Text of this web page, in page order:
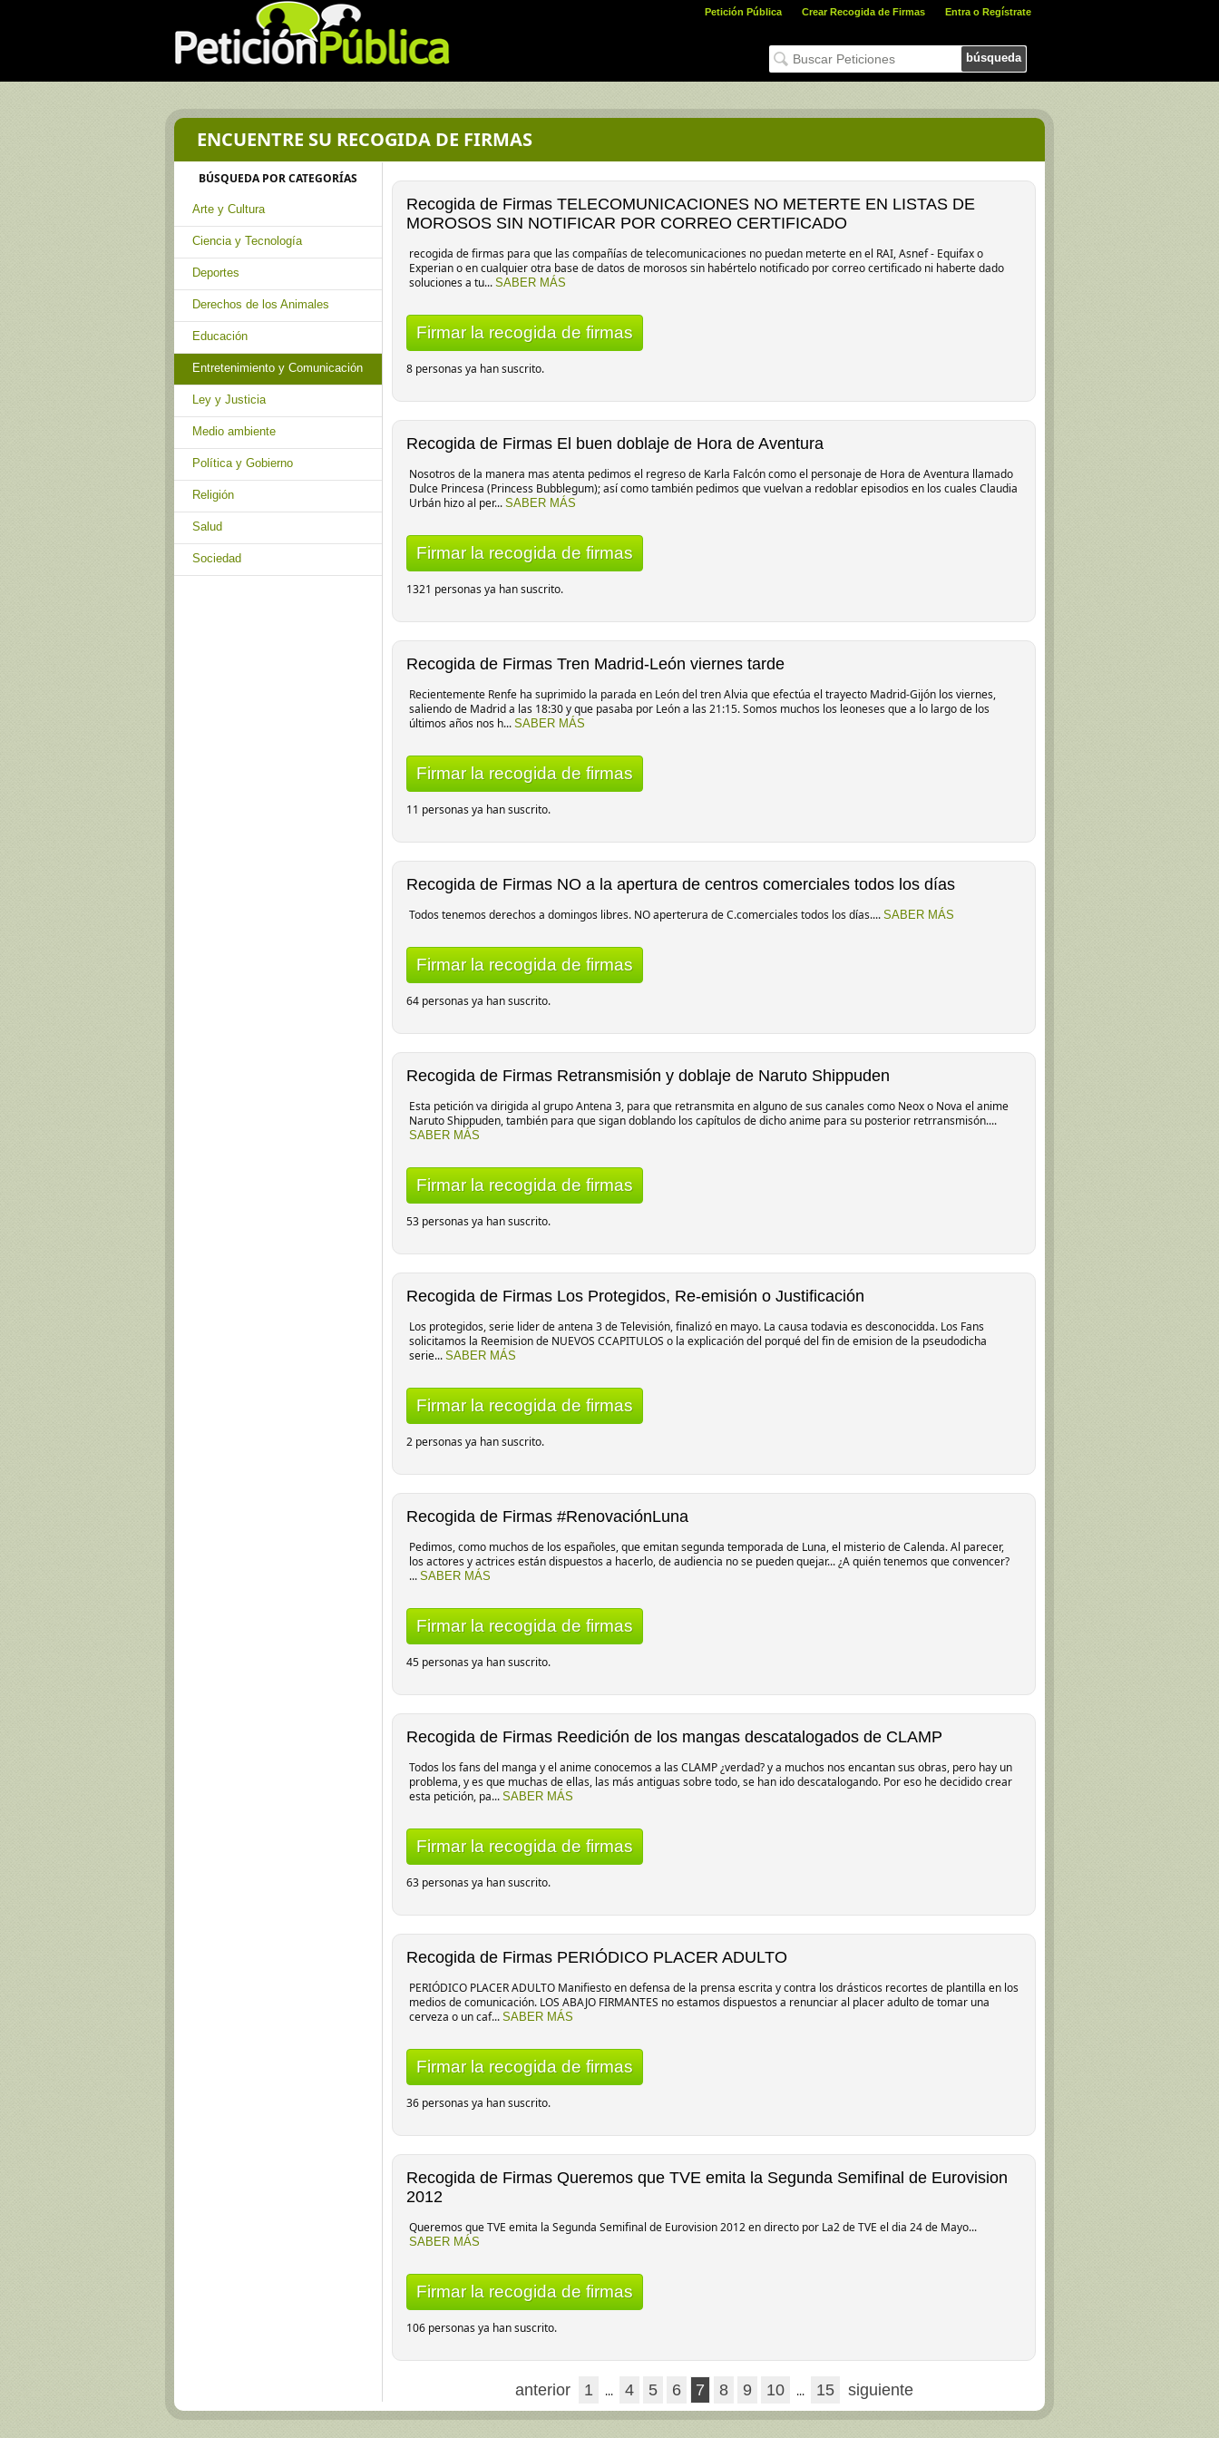
Petición Pública Crear Recogida de Firmas Entra o Regístrate
búsqueda
ENCUENTRE SU RECOGIDA DE FIRMAS
BÚSQUEDA POR CATEGORÍAS
Arte y Cultura
Ciencia y Tecnología
Deportes
Derechos de los Animales
Educación
Entretenimiento y Comunicación
Ley y Justicia
Medio ambiente
Política y Gobierno
Religión
Salud
Sociedad
Recogida de Firmas TELECOMUNICACIONES NO METERTE EN LISTAS DE
MOROSOS SIN NOTIFICAR POR CORREO CERTIFICADO
recogida de firmas para que las compañías de telecomunicaciones no puedan meterte en el RAI, Asnef - Equifax o
Experian o en cualquier otra base de datos de morosos sin habértelo notificado por correo certificado ni haberte dado
soluciones a tu... SABER MÁS
Firmar la recogida de firmas
8 personas ya han suscrito.
Recogida de Firmas El buen doblaje de Hora de Aventura
Nosotros de la manera mas atenta pedimos el regreso de Karla Falcón como el personaje de Hora de Aventura llamado
Dulce Princesa (Princess Bubblegum); así como también pedimos que vuelvan a redoblar episodios en los cuales Claudia
Urbán hizo al per... SABER MÁS
Firmar la recogida de firmas
1321 personas ya han suscrito.
Recogida de Firmas Tren Madrid-León viernes tarde
Recientemente Renfe ha suprimido la parada en León del tren Alvia que efectúa el trayecto Madrid-Gijón los viernes,
saliendo de Madrid a las 18:30 y que pasaba por León a las 21:15. Somos muchos los leoneses que a lo largo de los
últimos años nos h... SABER MÁS
Firmar la recogida de firmas
11 personas ya han suscrito.
Recogida de Firmas NO a la apertura de centros comerciales todos los días
Todos tenemos derechos a domingos libres. NO aperterura de C.comerciales todos los días.... SABER MÁS
Firmar la recogida de firmas
64 personas ya han suscrito.
Recogida de Firmas Retransmisión y doblaje de Naruto Shippuden
Esta petición va dirigida al grupo Antena 3, para que retransmita en alguno de sus canales como Neox o Nova el anime
Naruto Shippuden, también para que sigan doblando los capítulos de dicho anime para su posterior retrransmisón....
SABER MÁS
Firmar la recogida de firmas
53 personas ya han suscrito.
Recogida de Firmas Los Protegidos, Re-emisión o Justificación
Los protegidos, serie lider de antena 3 de Televisión, finalizó en mayo. La causa todavia es desconocidda. Los Fans
solicitamos la Reemision de NUEVOS CCAPITULOS o la explicación del porqué del fin de emision de la pseudodicha
serie... SABER MÁS
Firmar la recogida de firmas
2 personas ya han suscrito.
Recogida de Firmas #RenovaciónLuna
Pedimos, como muchos de los españoles, que emitan segunda temporada de Luna, el misterio de Calenda. Al parecer,
los actores y actrices están dispuestos a hacerlo, de audiencia no se pueden quejar... ¿A quién tenemos que convencer?
... SABER MÁS
Firmar la recogida de firmas
45 personas ya han suscrito.
Recogida de Firmas Reedición de los mangas descatalogados de CLAMP
Todos los fans del manga y el anime conocemos a las CLAMP ¿verdad? y a muchos nos encantan sus obras, pero hay un
problema, y es que muchas de ellas, las más antiguas sobre todo, se han ido descatalogando. Por eso he decidido crear
esta petición, pa... SABER MÁS
Firmar la recogida de firmas
63 personas ya han suscrito.
Recogida de Firmas PERIÓDICO PLACER ADULTO
PERIÓDICO PLACER ADULTO Manifiesto en defensa de la prensa escrita y contra los drásticos recortes de plantilla en los
medios de comunicación. LOS ABAJO FIRMANTES no estamos dispuestos a renunciar al placer adulto de tomar una
cerveza o un caf... SABER MÁS
Firmar la recogida de firmas
36 personas ya han suscrito.
Recogida de Firmas Queremos que TVE emita la Segunda Semifinal de Eurovision
2012
Queremos que TVE emita la Segunda Semifinal de Eurovision 2012 en directo por La2 de TVE el dia 24 de Mayo...
SABER MÁS
Firmar la recogida de firmas
106 personas ya han suscrito.
anterior 1 ... 4 5 6 7 8 9 10 ... 15 siguiente